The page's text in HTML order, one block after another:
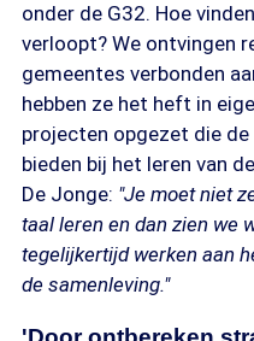
onder de G32. Hoe
verloopt? We ontvingen
gemeentes verbonden
hebben ze het heft in
projecten opgezet die
bieden bij het leren van
De Jonge: "Je moet niet
taal leren en dan zien we
tegelijkertijd werken aan
de samenleving."